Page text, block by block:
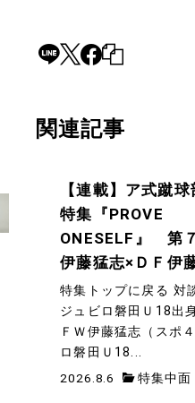
関連記事
【連載】ア式蹴
特集『PROVE
ONESELF』 第
伊藤猛志×ＤＦ伊
特集トップに戻る 対
ジュビロ磐田Ｕ18出
ＦＷ伊藤猛志（スポ
ロ磐田Ｕ18...
2026.8.6 特集中面